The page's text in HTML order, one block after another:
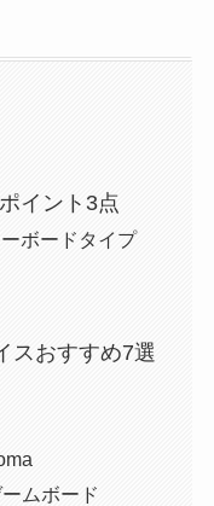
イント3点
ボードタイプ
スおすすめ7選
ムボード